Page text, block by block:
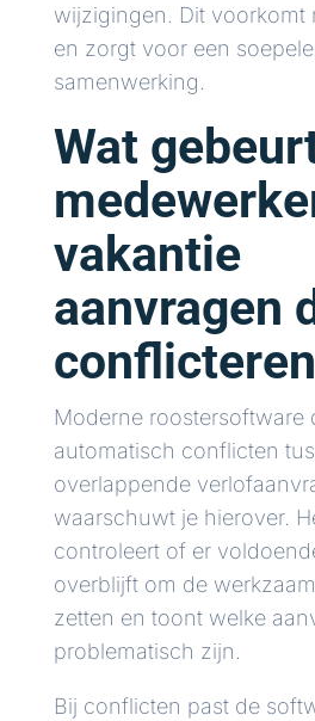
wijzigingen. Dit voorkomt
en zorgt voor een
samenwerking.
Wat
vakantie
aanvragen
Moderne roostersoftware
automatisch conflicten
overlappende
waarschuwt je hierover.
controleert of er
overblijft om de
zetten en toont welke
problematisch zijn.
Bij conflicten past de